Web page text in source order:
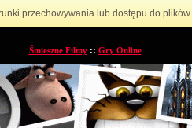
przechowywania lub dostępu do
Śmieszne Filmy:: Gry Online